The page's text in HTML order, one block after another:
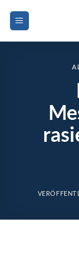
Inhalt